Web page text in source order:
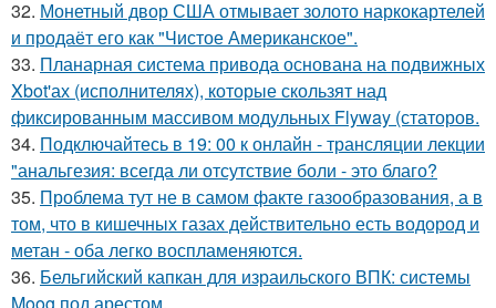
32. Монетный двор США отмывает золото наркокартелей
и продаёт его как "Чистое Американское".
33. Планарная система привода основана на подвижных
Xbot'ах (исполнителях), которые скользят над
фиксированным массивом модульных Flyway (статоров.
34. Подключайтесь в 19: 00 к онлайн - трансляции лекции
"анальгезия: всегда ли отсутствие боли - это благо?
35. Проблема тут не в самом факте газообразования, а в
том, что в кишечных газах действительно есть водород и
метан - оба легко воспламеняются.
36. Бельгийский капкан для израильского ВПК: системы
Moog под арестом.